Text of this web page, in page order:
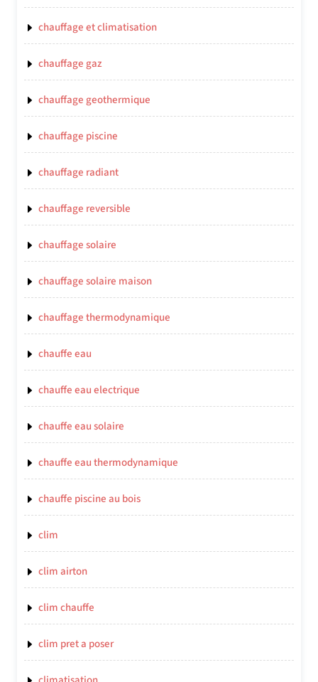
chauffage et climatisation
chauffage gaz
chauffage geothermique
chauffage piscine
chauffage radiant
chauffage reversible
chauffage solaire
chauffage solaire maison
chauffage thermodynamique
chauffe eau
chauffe eau electrique
chauffe eau solaire
chauffe eau thermodynamique
chauffe piscine au bois
clim
clim airton
clim chauffe
clim pret a poser